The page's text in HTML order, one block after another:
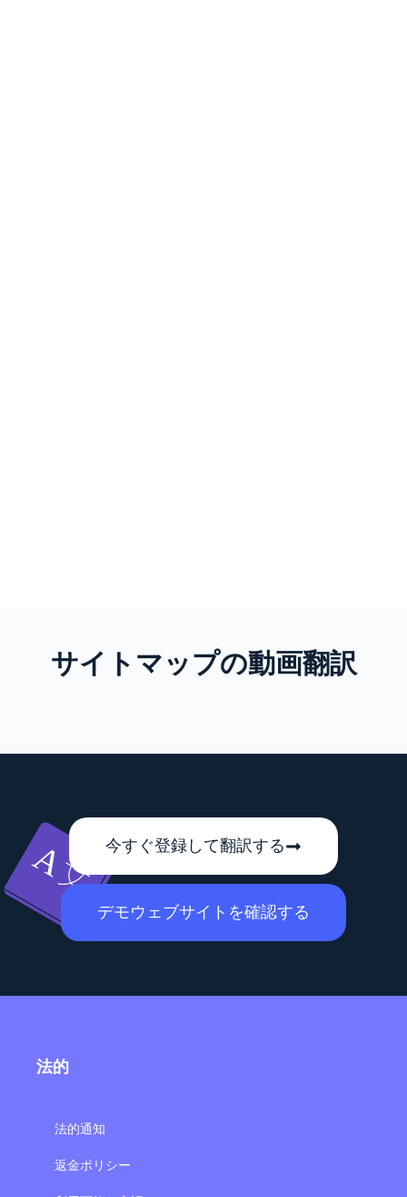
サイトマップの動画翻訳
今すぐ登録して翻訳する
デモウェブサイトを確認する
法的
法的通知
返金ポリシー